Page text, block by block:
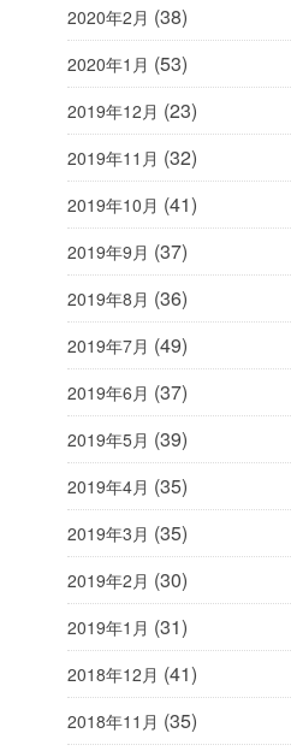
2020年2月 (38)
2020年1月 (53)
2019年12月 (23)
2019年11月 (32)
2019年10月 (41)
2019年9月 (37)
2019年8月 (36)
2019年7月 (49)
2019年6月 (37)
2019年5月 (39)
2019年4月 (35)
2019年3月 (35)
2019年2月 (30)
2019年1月 (31)
2018年12月 (41)
2018年11月 (35)